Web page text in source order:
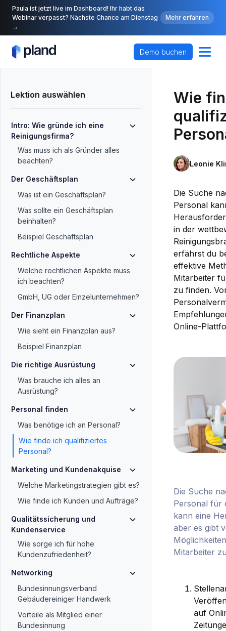
Paula ist jetzt live im Dashboard! Ihr habt das
Webinar verpasst? Nächste Chance am Dienstag
→
Mehr erfahren
Demo buchen
Lektion auswählen
Intro: Wie gründe ich eine
Reinigungsfirma?
Was muss ich als Gründer alles
beachten?
Der Geschäftsplan
Was ist ein Geschäftsplan?
Was sollte ein Geschäftsplan
beinhalten?
Beispiel Geschäftsplan
Rechtliche Aspekte
Welche rechtlichen Aspekte muss
ich beachten?
GmbH, UG oder Einzelunternehmen?
Der Finanzplan
Wie sieht ein Finanzplan aus?
Beispiel Finanzplan
Die richtige Ausrüstung
Was brauche ich alles an
Ausrüstung?
Personal finden
Was benötige ich an Personal?
Wie finde ich qualifiziertes
Personal?
Marketing und Kundenakquise
Welche Marketingstrategien gibt es?
Wie finde ich Kunden und Aufträge?
Qualitätssicherung und
Kundenservice
Wie sorge ich für hohe
Kundenzufriedenheit?
Networking
Bundesinnungsverband
Gebäudereiniger Handwerk
Vorteile als Mitglied einer
Bundesinnung
Wie
Leonie
Die Suche
Personal
in der
erfährst du
effektive
Mitarbeiter
zu finden.
Online-
Die Suche
Personal für
kann eine
aber es gibt
Mitarbeiter
auf